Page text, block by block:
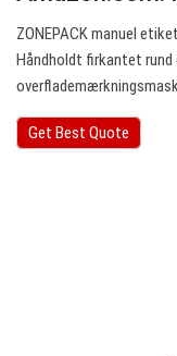
ZONEPACK manuel
Håndholdt firkantet
Get Best Quote